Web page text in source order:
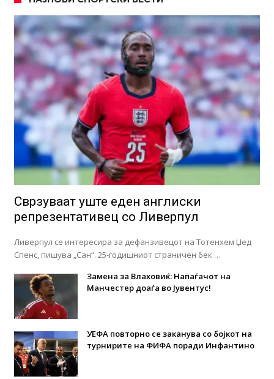
Сврзуваат уште еден англиски
репрезентативец со Ливерпул
Ливерпул се интересира за дефанзивецот на Тотенхем Џед
Спенс, пишува „Сан“. 25-годишниот страничен бек …
Замена за Влаховиќ: Напаѓачот на
Манчестер доаѓа во Јувентус!
УЕФА повторно се заканува со бојкот на
турнирите на ФИФА поради Инфантино